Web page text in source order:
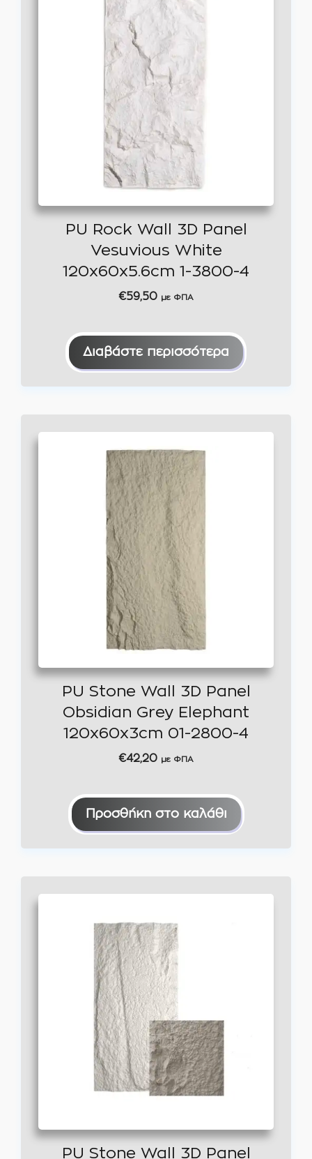
PU Rock Wall 3D Panel
Vesuvious White
120x60x5.6cm 1-3800-4
€59,50 με ΦΠΑ
Διαβάστε περισσότερα
PU Stone Wall 3D Panel
Obsidian Grey Elephant
120x60x3cm 01-2800-4
€42,20 με ΦΠΑ
Προσθήκη στο καλάθι
PU Stone Wall 3D Panel